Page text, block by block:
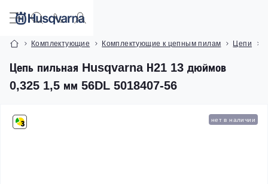
Комплектующие Комплектующие к цепным пилам Цепи
Цепь пильная Husqvarna Н21 13 дюймов
0,325 1,5 мм 56DL 5018407-56
нет в наличии